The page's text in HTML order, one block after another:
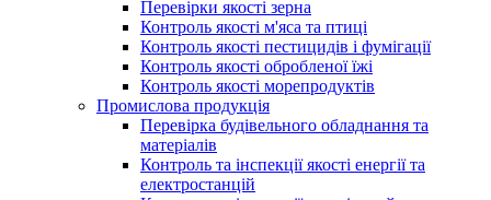
Перевірки якості зерна
Контроль якості м'яса та птиці
Контроль якості пестицидів і фумігації
Контроль якості обробленої їжі
Контроль якості морепродуктів
Промислова продукція
Перевірка будівельного обладнання та
матеріалів
Контроль та інспекції якості енергії та
електростанцій